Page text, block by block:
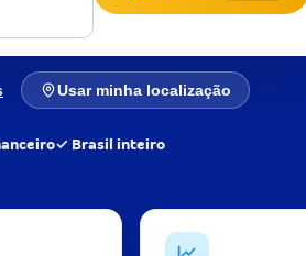
Usar minha localização
✓ Brasil inteiro